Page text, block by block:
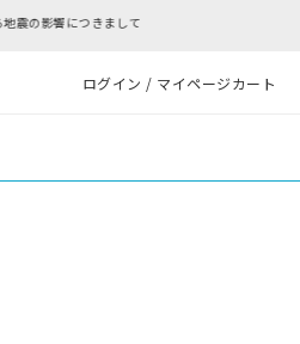
ログイン / マイページカート